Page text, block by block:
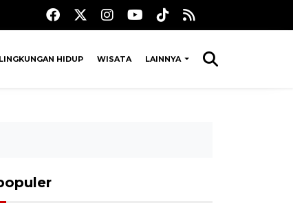
LINGKUNGAN HIDUP WISATA LAINNYA